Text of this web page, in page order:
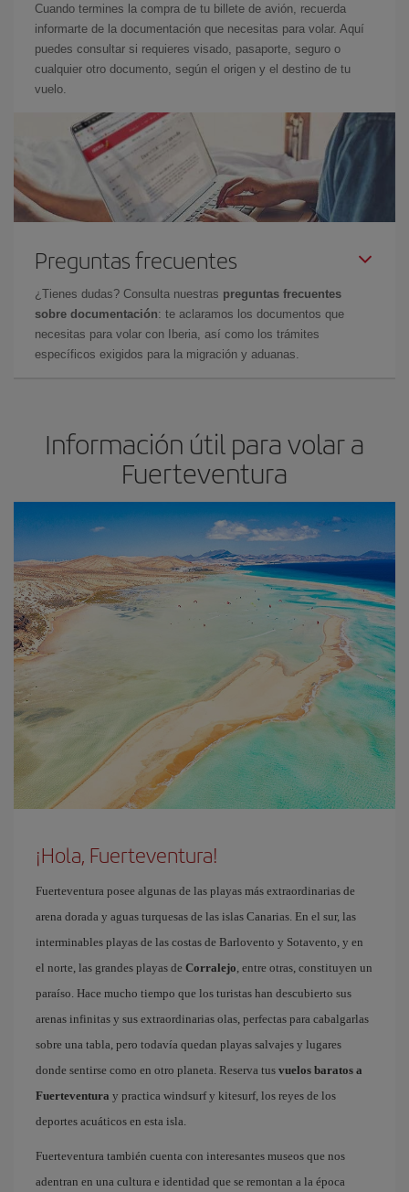
Cuando termines la compra de tu billete de avión, recuerda
informarte de la documentación que necesitas para volar. Aquí
puedes consultar si requieres visado, pasaporte, seguro o
cualquier otro documento, según el origen y el destino de tu
vuelo.
Preguntas frecuentes
¿Tienes dudas? Consulta nuestras preguntas frecuentes
sobre documentación: te aclaramos los documentos que
necesitas para volar con Iberia, así como los trámites
específicos exigidos para la migración y aduanas.
Información útil para volar a
Fuerteventura
¡Hola, Fuerteventura!
Fuerteventura posee algunas de las playas más extraordinarias de
arena dorada y aguas turquesas de las islas Canarias. En el sur, las
interminables playas de las costas de Barlovento y Sotavento, y en
el norte, las grandes playas de Corralejo, entre otras, constituyen un
paraíso. Hace mucho tiempo que los turistas han descubierto sus
arenas infinitas y sus extraordinarias olas, perfectas para cabalgarlas
sobre una tabla, pero todavía quedan playas salvajes y lugares
donde sentirse como en otro planeta. Reserva tus vuelos baratos a
Fuerteventura y practica windsurf y kitesurf, los reyes de los
deportes acuáticos en esta isla.
Fuerteventura también cuenta con interesantes museos que nos
adentran en una cultura e identidad que se remontan a la época